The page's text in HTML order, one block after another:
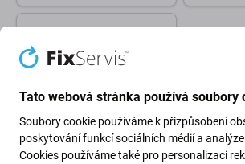
Tato webová stránka používá soubory
Soubory cookie používáme k přizpůsobení
poskytování funkcí sociálních médií a
Cookies používáme také pro personalizaci